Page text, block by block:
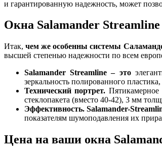
и гарантированную надежность, может
Окна Salamander Streamline
Итак,чем же особенны системы
высшей степенью надежности по всем
Salamander Streamline – это
зеркальность полированного
Технический портрет.
стеклопакета (вместо 40-42), 3 мм
Эффективность. Salamander-
показателям шумоподавления их
Цена на ваши окна